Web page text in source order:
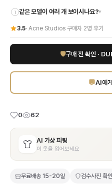
i 같은 모델이 여러 개 보이시나요?▾
3.5· Acne Studios 구매자 2명 후기
🛡구매 전 확인 ·
💬AI에
0 62
AI 가상 피팅
이 옷을 입어보세요
무료배송 15-20일 검수사진 확